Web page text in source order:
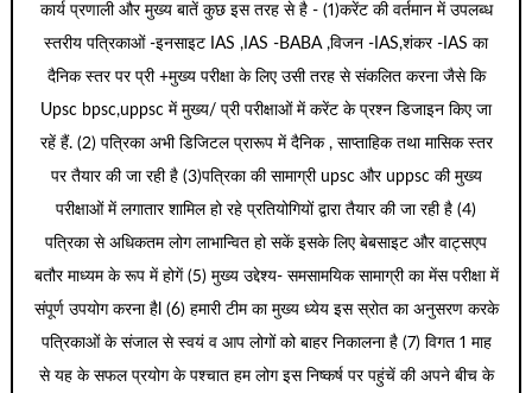
कार्य प्रणाली और मुख्य बातें कुछ इस तरह से है - (1)करेंट की वर्तमान में उपलब्ध
स्तरीय पत्रिकाओं -इनसाइट IAS ,IAS -BABA ,विजन -IAS,शंकर -IAS का
दैनिक स्तर पर प्री +मुख्य परीक्षा के लिए उसी तरह से संकलित करना जैसे कि
Upsc bpsc,uppsc में मुख्य/ प्री परीक्षाओं में करेंट के प्रश्न डिजाइन किए जा
रहें हैं. (2) पत्रिका अभी डिजिटल प्रारूप में दैनिक , साप्ताहिक तथा मासिक स्तर
पर तैयार की जा रही है (3)पत्रिका की सामाग्री upsc और uppsc की मुख्य
परीक्षाओं में लगातार शामिल हो रहे प्रतियोगियों द्वारा तैयार की जा रही है (4)
पत्रिका से अधिकतम लोग लाभान्वित हो सकें इसके लिए बेबसाइट और वाट्सएप
बतौर माध्यम के रूप में होगें (5) मुख्य उद्देश्य- समसामयिक सामाग्री का मेंस परीक्षा में
संपूर्ण उपयोग करना हैl (6) हमारी टीम का मुख्य ध्येय इस स्रोत का अनुसरण करके
पत्रिकाओं के संजाल से स्वयं व आप लोगों को बाहर निकालना है (7) विगत 1 माह
से यह के सफल प्रयोग के पश्चात हम लोग इस निष्कर्ष पर पहुंचें की अपने बीच के